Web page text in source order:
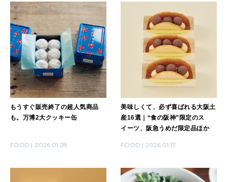
もうすぐ販売終了の超人気商品
も。万博2大クッキー缶
FOOD 2026.01.28
美味しくて、必ず喜ばれる大阪土
産16選｜“食の阪神”限定のス
イーツ、阪急うめだ限定品ほか
FOOD 2026.01.17